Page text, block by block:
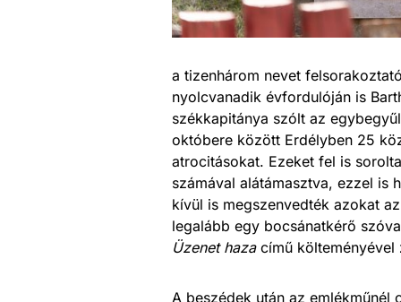
a tizenhárom nevet
nyolcvanadik évfordulóján is
székkapitánya szólt az
októbere között Erdélyben 25
atrocitásokat. Ezeket fel is
számával alátámasztva, ezzel is
kívül is megszenvedték azokat
legalább egy bocsánatkérő
Üzenet hazacímű költeményével
A beszédek után az emlékműnél